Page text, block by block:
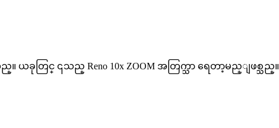
သည္။ ယခုတြင္ ၎သည္ Reno 10x ZOOM အတြက္သာ ရေတာ့မည္ျဖစ္သည္။